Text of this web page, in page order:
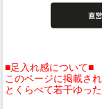
■足入れ感について■
このページに掲載さ
とくらべて若干ゆっ